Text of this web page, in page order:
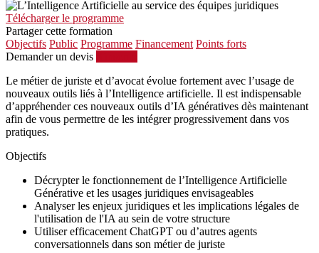
Télécharger le programme
Partager cette formation
Objectifs Public Programme Financement Points forts
Demander un devis
Le métier de juriste et d’avocat évolue fortement avec l’usage de
nouveaux outils liés à l’Intelligence artificielle. Il est indispensable
d’appréhender ces nouveaux outils d’IA génératives dès maintenant
afin de vous permettre de les intégrer progressivement dans vos
pratiques.
Objectifs
Décrypter le fonctionnement de l’Intelligence Artificielle
Générative et les usages juridiques envisageables
Analyser les enjeux juridiques et les implications légales de
l'utilisation de l'IA au sein de votre structure
Utiliser efficacement ChatGPT ou d’autres agents
conversationnels dans son métier de juriste